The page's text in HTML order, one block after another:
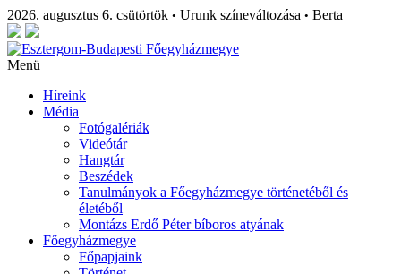
2026. augusztus 6. csütörtök • Urunk színeváltozása • Berta
Menü
Híreink
Média
Fotógalériák
Videótár
Hangtár
Beszédek
Tanulmányok a Főegyházmegye történetéből és
életéből
Montázs Erdő Péter bíboros atyának
Főegyházmegye
Főpapjaink